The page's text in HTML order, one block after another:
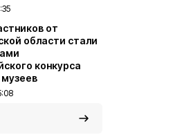
от
области стали
конкурса